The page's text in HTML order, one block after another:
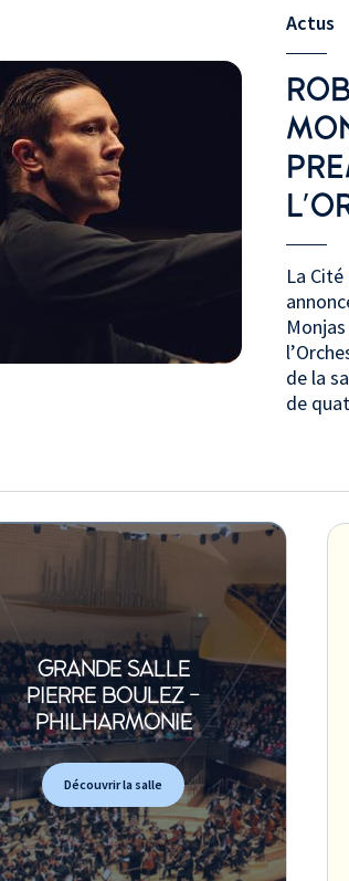
Actus
La
de la
de
GRANDE SALLE
PIERRE BOULEZ -
PHILHARMONIE
Découvrir la salle